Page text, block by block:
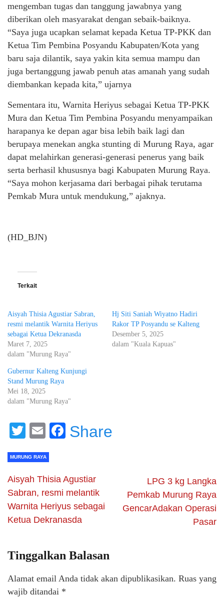
mengemban tugas dan tanggung jawabnya yang
diberikan oleh masyarakat dengan sebaik-baiknya.
“Saya juga ucapkan selamat kepada Ketua TP-PKK dan
Ketua Tim Pembina Posyandu Kabupaten/Kota yang
baru saja dilantik, saya yakin kita semua mampu dan
juga bertanggung jawab penuh atas amanah yang sudah
diembankan kepada kita,” ujarnya
Sementara itu, Warnita Heriyus sebagai Ketua TP-PKK
Mura dan Ketua Tim Pembina Posyandu menyampaikan
harapanya ke depan agar bisa lebih baik lagi dan
berupaya menekan angka stunting di Murung Raya, agar
dapat melahirkan generasi-generasi penerus yang baik
serta berhasil khususnya bagi Kabupaten Murung Raya.
“Saya mohon kerjasama dari berbagai pihak terutama
Pemkab Mura untuk mendukung,” ajaknya.
(HD_BJN)
Terkait
Aisyah Thisia Agustiar Sabran,
resmi melantik Warnita Heriyus
sebagai Ketua Dekranasda
Maret 7, 2025
dalam "Murung Raya"
Hj Siti Saniah Wiyatno Hadiri
Rakor TP Posyandu se Kalteng
Desember 5, 2025
dalam "Kuala Kapuas"
Gubernur Kalteng Kunjungi
Stand Murung Raya
Mei 18, 2025
dalam "Murung Raya"
Twitter
EmailFacebook
Share
MURUNG RAYA
Aisyah Thisia Agustiar
Sabran, resmi melantik
Warnita Heriyus sebagai
Ketua Dekranasda
LPG 3 kg Langka
Pemkab Murung Raya
GencarAdakan Operasi
Pasar
Tinggalkan Balasan
Alamat email Anda tidak akan dipublikasikan. Ruas yang
wajib ditandai *